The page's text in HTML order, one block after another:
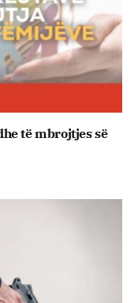
të mbrojtjes së